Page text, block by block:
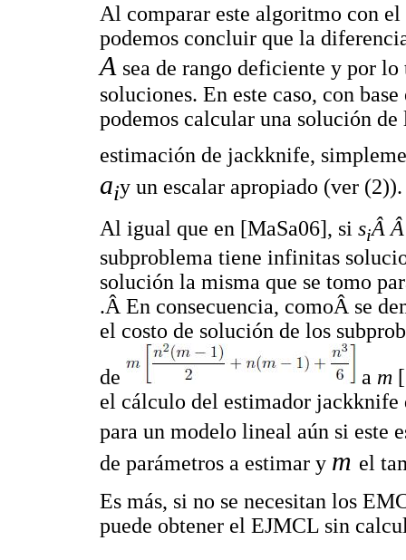
Al comparar este algoritmo con
podemos concluir que la
A sea de rango deficiente y por
soluciones. En este caso, con
podemos calcular una solución
estimación de jackknife,
aiy un escalar apropiado (ver (2)).
Al igual que en [MaSa06], si siÂ
subproblema tiene infinitas
solución la misma que se tomo
.Â En consecuencia, comoÂ se
el costo de solución de los
de
a m
el cálculo del estimador
para un modelo lineal aún si este
de parámetros a estimar y m el
Es más, si no se necesitan los
puede obtener el EJMCL sin